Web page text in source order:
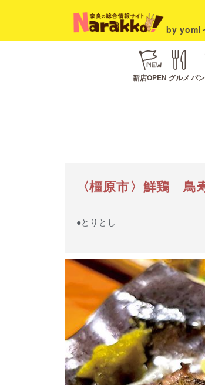
by yomi
新店OPEN グルメ パ
〈橿原市〉鮮鶏 鳥
●とりとし